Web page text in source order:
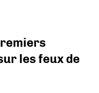
les feux de